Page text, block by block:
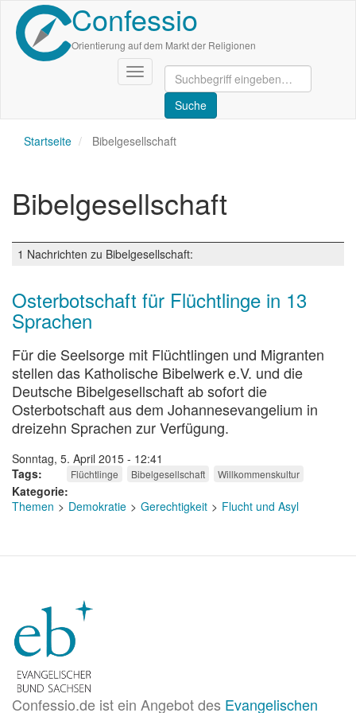
Direkt
zum
Inhalt
Confessio
Orientierung auf dem Markt der Religionen
Navigation
aktivieren/deaktivieren
Startseite Bibelgesellschaft
Bibelgesellschaft
1 Nachrichten zu Bibelgesellschaft:
Osterbotschaft für Flüchtlinge in 13
Sprachen
Für die Seelsorge mit Flüchtlingen und Migranten
stellen das Katholische Bibelwerk e.V. und die
Deutsche Bibelgesellschaft ab sofort die
Osterbotschaft aus dem Johannesevangelium in
dreizehn Sprachen zur Verfügung.
Sonntag, 5. April 2015 - 12:41
Tags
Flüchtlinge Bibelgesellschaft Willkommenskultur
Kategorie
Themen
Demokratie Gerechtigkeit Flucht und Asyl
Confessio.de ist ein Angebot des Evangelischen